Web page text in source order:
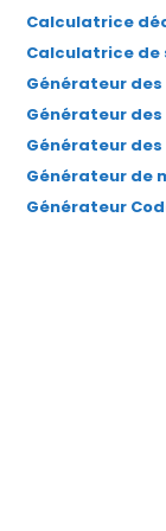
Calculatrice
Calculatrice de
Générateur
Générateur des
Générateur des
Générateur de
Générateur